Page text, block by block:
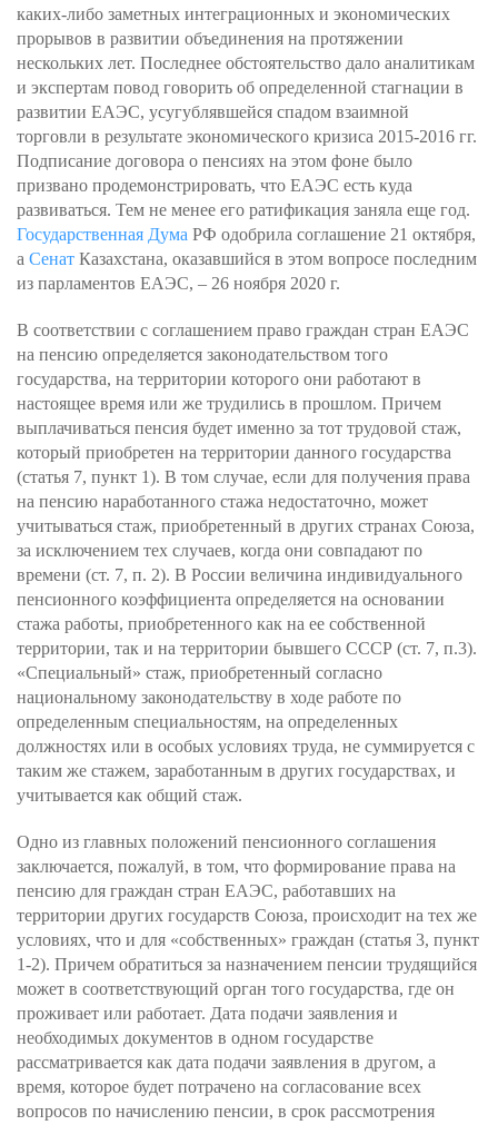
каких-либо заметных интеграционных и экономических
прорывов в развитии объединения на протяжении
нескольких лет. Последнее обстоятельство дало аналитикам
и экспертам повод говорить об определенной стагнации в
развитии ЕАЭС, усугублявшейся спадом взаимной
торговли в результате экономического кризиса 2015-2016 гг.
Подписание договора о пенсиях на этом фоне было
призвано продемонстрировать, что ЕАЭС есть куда
развиваться. Тем не менее его ратификация заняла еще год.
Государственная Дума РФ одобрила соглашение 21 октября,
а Сенат Казахстана, оказавшийся в этом вопросе последним
из парламентов ЕАЭС, – 26 ноября 2020 г.
В соответствии с соглашением право граждан стран ЕАЭС
на пенсию определяется законодательством того
государства, на территории которого они работают в
настоящее время или же трудились в прошлом. Причем
выплачиваться пенсия будет именно за тот трудовой стаж,
который приобретен на территории данного государства
(статья 7, пункт 1). В том случае, если для получения права
на пенсию наработанного стажа недостаточно, может
учитываться стаж, приобретенный в других странах Союза,
за исключением тех случаев, когда они совпадают по
времени (ст. 7, п. 2). В России величина индивидуального
пенсионного коэффициента определяется на основании
стажа работы, приобретенного как на ее собственной
территории, так и на территории бывшего СССР (ст. 7, п.3).
«Специальный» стаж, приобретенный согласно
национальному законодательству в ходе работе по
определенным специальностям, на определенных
должностях или в особых условиях труда, не суммируется с
таким же стажем, заработанным в других государствах, и
учитывается как общий стаж.
Одно из главных положений пенсионного соглашения
заключается, пожалуй, в том, что формирование права на
пенсию для граждан стран ЕАЭС, работавших на
территории других государств Союза, происходит на тех же
условиях, что и для «собственных» граждан (статья 3, пункт
1-2). Причем обратиться за назначением пенсии трудящийся
может в соответствующий орган того государства, где он
проживает или работает. Дата подачи заявления и
необходимых документов в одном государстве
рассматривается как дата подачи заявления в другом, а
время, которое будет потрачено на согласование всех
вопросов по начислению пенсии, в срок рассмотрения